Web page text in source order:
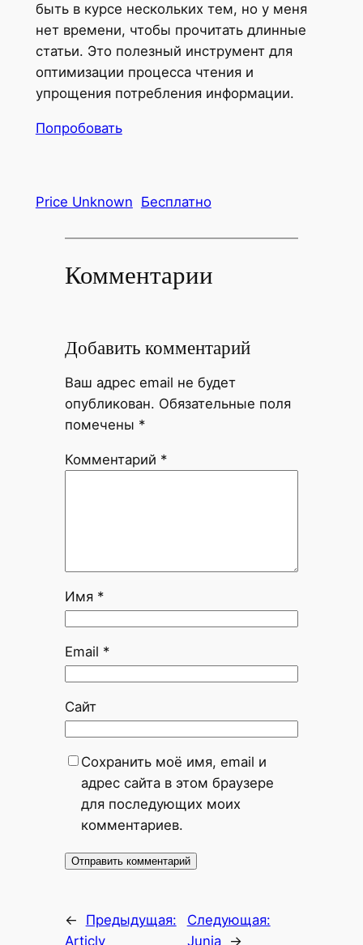
быть в курсе нескольких тем, но у меня
нет времени, чтобы прочитать длинные
статьи. Это полезный инструмент для
оптимизации процесса чтения и
упрощения потребления информации.
Попробовать
Price Unknown Бесплатно
Комментарии
Добавить комментарий
Ваш адрес email не будет
опубликован. Обязательные поля
помечены *
Комментарий *
Имя *
Email *
Сайт
Сохранить моё имя, email и
адрес сайта в этом браузере
для последующих моих
комментариев.
←
Предыдущая:
Articly
Следующая:
Junia
→